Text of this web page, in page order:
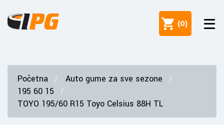
(0)
Početna
Auto gume za sve sezone
195 60 15
TOYO 195/60 R15 Toyo Celsius 88H TL